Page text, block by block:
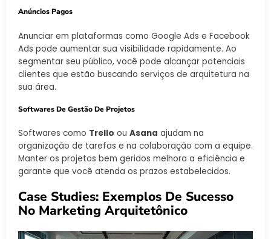
Anúncios Pagos
Anunciar em plataformas como Google Ads e Facebook
Ads pode aumentar sua visibilidade rapidamente. Ao
segmentar seu público, você pode alcançar potenciais
clientes que estão buscando serviços de arquitetura na
sua área.
Softwares De Gestão De Projetos
Softwares como Trello ou Asana ajudam na
organização de tarefas e na colaboração com a equipe.
Manter os projetos bem geridos melhora a eficiência e
garante que você atenda os prazos estabelecidos.
Case Studies: Exemplos De Sucesso
No Marketing Arquitetônico